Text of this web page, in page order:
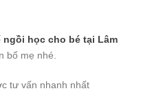
ngồi học cho bé tại Lâm
bố mẹ nhé.
tư vấn nhanh nhất